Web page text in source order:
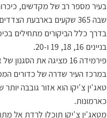
בעיר מספר רב של מקדשים,
שבה 365 שקעים בארבעת הצדדים שלה.
בדרך כלל הביקורים מתחילים
בניינים 16, 18, 19 ו-20.
פירמידה 16 מציגה את הסגנון של אל טחין, הקומות שלה מלאות בנישות מרווחות כמו ארון מדרגות ענק.
במרכז העיר שדרה של כדורים
כארמונות.
מטאג'ין צ'יקו תוכלו לרדת אל